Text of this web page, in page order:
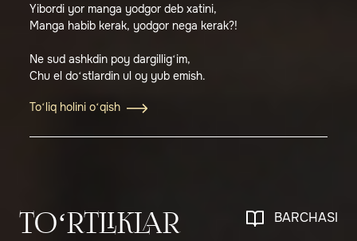
Yibordi yor manga yodgor deb xatini,
Manga habib kerak, yodgor nega kerak?!
Ne sud ashkdin poy dargillig‘im,
Chu el do‘stlardin ul oy yub emish.
To‘liq holini o‘qish
TO‘RTLIKLAR BARCHASI